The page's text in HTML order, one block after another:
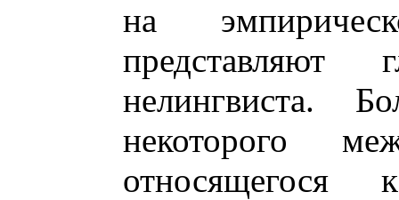
на
представляют
нелингвиста.
некоторого